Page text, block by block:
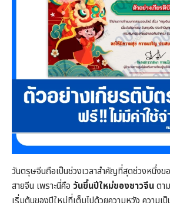
วันตรุษจีนถือเป็นช่วงเวลาสำคัญที่สุดช่วงหนึ่งขอ
สายจีน เพราะนี่คือ วันขึ้นปีใหม่ของชาวจีนตา